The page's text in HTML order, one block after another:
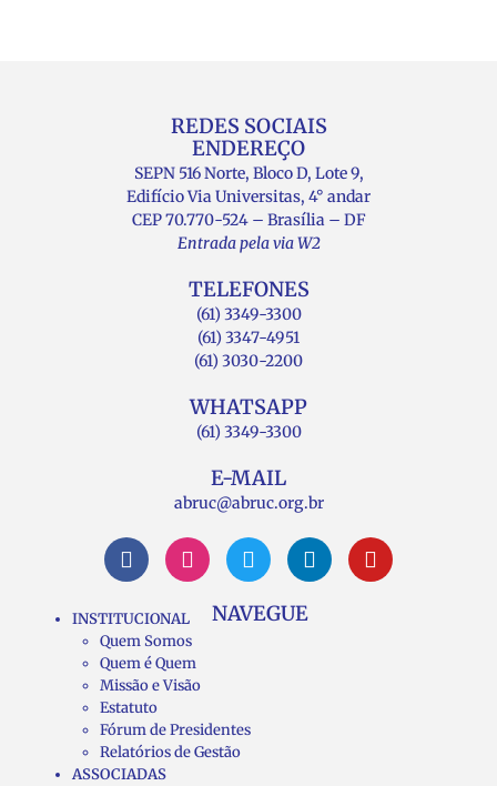
REDES SOCIAIS
ENDEREÇO
SEPN 516 Norte, Bloco D, Lote 9,
Edifício Via Universitas, 4° andar
CEP 70.770-524 – Brasília – DF
Entrada pela via W2
TELEFONES
(61) 3349-3300
(61) 3347-4951
(61) 3030-2200
WHATSAPP
(61) 3349-3300
E-MAIL
abruc@abruc.org.br
NAVEGUE
INSTITUCIONAL
Quem Somos
Quem é Quem
Missão e Visão
Estatuto
Fórum de Presidentes
Relatórios de Gestão
ASSOCIADAS